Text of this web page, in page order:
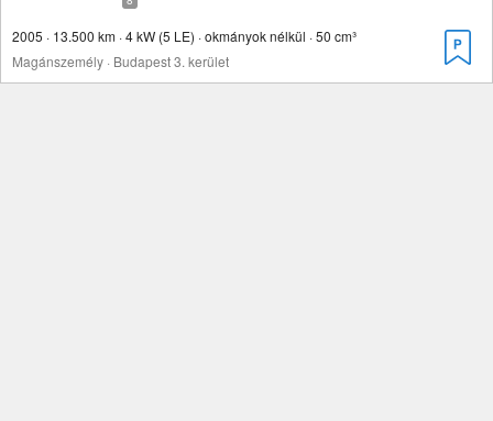
2005 · 13.500 km · 4 kW (5 LE) · okmányok nélkül · 50 cm³
Magánszemély · Budapest 3. kerület